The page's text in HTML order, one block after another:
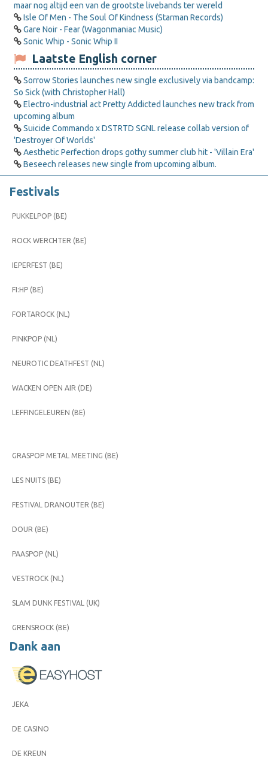
maar nog altijd een van de grootste livebands ter wereld
Isle Of Men - The Soul Of Kindness (Starman Records)
Gare Noir - Fear (Wagonmaniac Music)
Sonic Whip - Sonic Whip II
Laatste English corner
Sorrow Stories launches new single exclusively via bandcamp:
So Sick (with Christopher Hall)
Electro-industrial act Pretty Addicted launches new track from
upcoming album
Suicide Commando x DSTRTD SGNL release collab version of
'Destroyer Of Worlds'
Aesthetic Perfection drops gothy summer club hit - 'Villain Era'
Beseech releases new single from upcoming album.
Festivals
PUKKELPOP (BE)
ROCK WERCHTER (BE)
IEPERFEST (BE)
FI:HP (BE)
FORTAROCK (NL)
PINKPOP (NL)
NEUROTIC DEATHFEST (NL)
WACKEN OPEN AIR (DE)
LEFFINGELEUREN (BE)
GRASPOP METAL MEETING (BE)
LES NUITS (BE)
FESTIVAL DRANOUTER (BE)
DOUR (BE)
PAASPOP (NL)
VESTROCK (NL)
SLAM DUNK FESTIVAL (UK)
GRENSROCK (BE)
Dank aan
JEKA
DE CASINO
DE KREUN